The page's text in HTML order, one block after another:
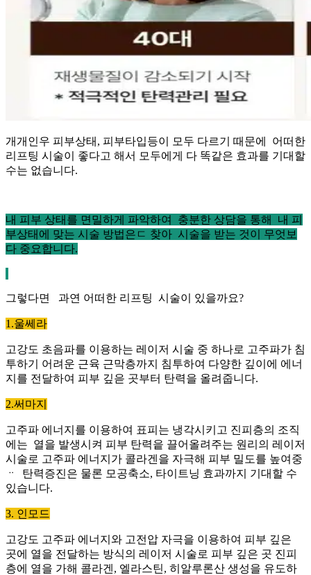
개개인우 피부상태, 피부타입등이 모두 다르기 때문에 어떠한
리프팅 시술이 좋다고 해서 모두에게 다 똑같은 효과를 기대할
수는 없습니다.
내 피부 상태를 면밀하게 파악하여 충분한 상담을 통해 내 피
부상태에 맞는 시술 방법은ㄷ 찾아 시술을 받는 것이 무엇보
다 중요합니다.
그렇다면 과연 어떠한 리프팅 시술이 있을까요?
1.울쎄라
고강도 초음파를 이용하는 레이저 시술 중 하나로 고주파가 침
투하기 어려운 근육 근막층까지 침투하여 다양한 깊이에 에너
지를 전달하여 피부 깊읃 곳부터 탄력을 올려줍니다.
2.써마지
고주파 에너지를 이용하여 표피는 냉각시키고 진피층의 조직
에는 열을 발생시켜 피부 탄력읕 끌어올려주는 원리의 레이저
시술로 고주파 에너지가 콜라겐을 자극해 피부 밀도를 높여중
ᆢ 탄력증진은 물론 모공축소, 타이트닝 효과까지 기대할 수
있습니다.
3. 인모드
고강도 고주파 에너지와 고전압 자극을 이용하여 피부 깊은
곳에 열을 전달하는 방식의 레이저 시술로 피부 깊은 곳 진피
층에 열을 가해 콜라겐, 엘라스틴, 히알루론산 생성을 유도하